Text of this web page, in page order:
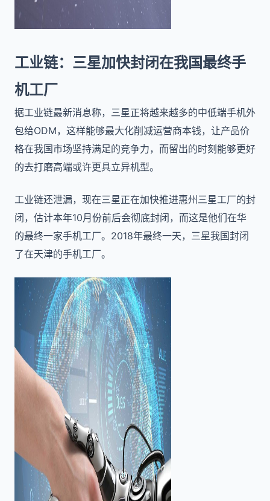
工业链：三星加快封闭在我国最终手
机工厂
据工业链最新消息称，三星正将越来越多的中低端手机外
包给ODM，这样能够最大化削减运营商本钱，让产品价
格在我国市场坚持满足的竞争力，而留出的时刻能够更好
的去打磨高端或许更具立异机型。
工业链还泄漏，现在三星正在加快推进惠州三星工厂的封
闭，估计本年10月份前后会彻底封闭，而这是他们在华
的最终一家手机工厂。2018年最终一天，三星我国封闭
了在天津的手机工厂。